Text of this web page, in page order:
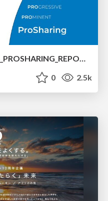
プロシェアリング白書2024_PROSHARING_REPORT_2024
0 2.5k